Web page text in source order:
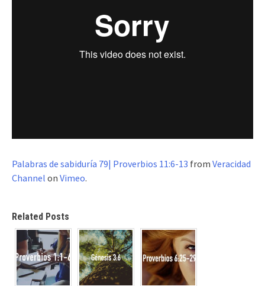
Palabras de sabiduría 79| Proverbios 11:6-13 from Veracidad
Channel on Vimeo.
Related Posts